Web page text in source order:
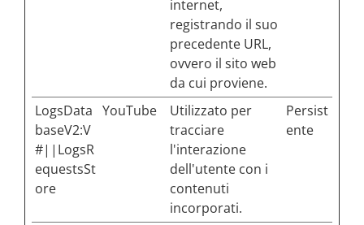
internet,
registrando il suo
precedente URL,
ovvero il sito web
da cui proviene.
LogsData
baseV2:V
#||LogsR
equestsSt
ore
YouTube
Utilizzato per
tracciare
l'interazione
dell'utente con i
contenuti
incorporati.
Persist
ente